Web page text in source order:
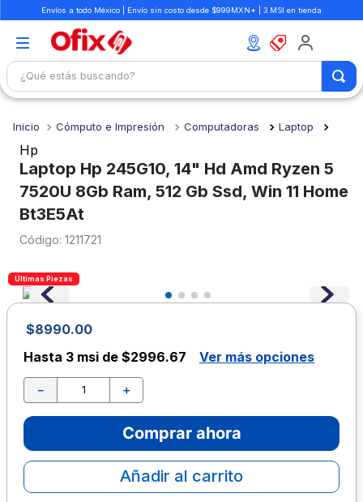
Envíos a todo México | Envío sin costo desde $999MXN* | 3 MSI en tienda
¿Qué estás buscando?
Cómputo e Impresión Computadoras Laptop
Hp
Laptop Hp 245G10, 14" Hd Amd Ryzen 5
7520U 8Gb Ram, 512 Gb Ssd, Win 11 Home
Bt3E5At
: 1211721
Últimas Piezas
$8990.00
Hasta 3 msi de $2996.67 Ver más opciones
＋
－
Comprar ahora
Añadir al carrito
1.
mochilas
.
libretas
3.
cuaderno
4.
cuadernos
5.
colores
6.
boligrafo
7.
escritorio
8.
sacapuntas
9.
escolar